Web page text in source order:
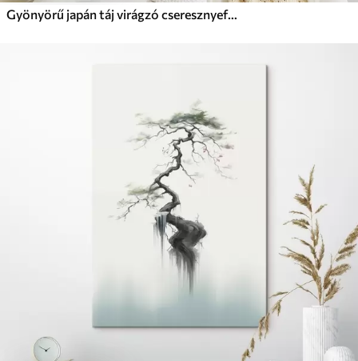
Gyönyörű japán táj virágzó cseresznyefával és házzal a tavon